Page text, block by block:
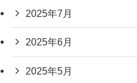
2025年7月
2025年6月
2025年5月